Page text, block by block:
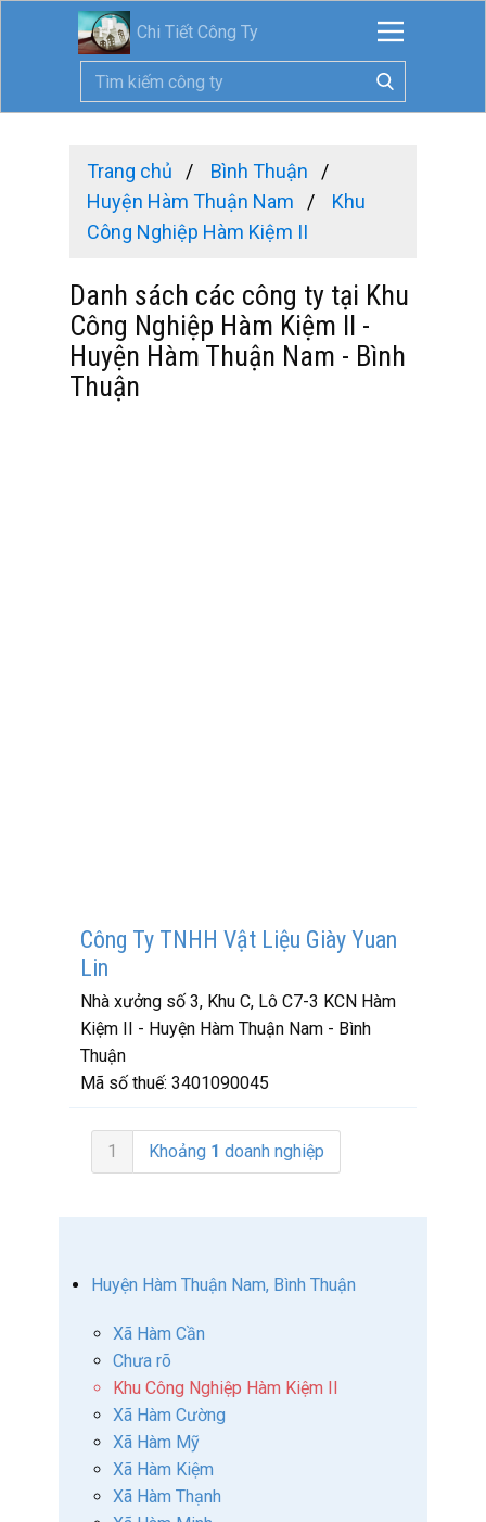
Chi Tiết Công Ty
Trang chủ
Bình Thuận
Huyện Hàm Thuận Nam
Khu
Công Nghiệp Hàm Kiệm II
Danh sách các công ty tại Khu
Công Nghiệp Hàm Kiệm II -
Huyện Hàm Thuận Nam - Bình
Thuận
Công Ty TNHH Vật Liệu Giày Yuan
Lin
Nhà xưởng số 3, Khu C, Lô C7-3 KCN Hàm
Kiệm II - Huyện Hàm Thuận Nam - Bình
Thuận
Mã số thuế: 3401090045
1 Khoảng 1 doanh nghiệp
Huyện Hàm Thuận Nam, Bình Thuận
Xã Hàm Cần
Chưa rõ
Khu Công Nghiệp Hàm Kiệm II
Xã Hàm Cường
Xã Hàm Mỹ
Xã Hàm Kiệm
Xã Hàm Thạnh